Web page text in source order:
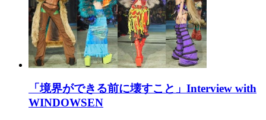
「境界ができる前に壊すこと」Interview with
WINDOWSEN